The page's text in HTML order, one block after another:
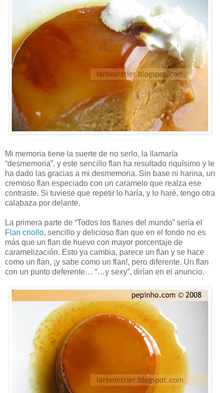
Mi memoria tiene la suerte de no serlo, la llamaría
“desmemoria”, y este sencillo flan ha resultado riquísimo y le
ha dado las gracias a mi desmemoria. Sin base ni harina, un
cremoso flan especiado con un caramelo que realza ese
contraste. Si tuviese que repetir lo haría, y lo haré, tengo otra
calabaza por delante.
La primera parte de “Todos los flanes del mundo” sería el
Flan criollo, sencillo y delicioso flan que en el fondo no es
más que un flan de huevo con mayor porcentaje de
caramelización. Esto ya cambia, parece un flan y se hace
como un flan, ¡y sabe como un flan!, pero diferente. Un flan
con un punto deferente… “…y sexy”, dirían en el anuncio.